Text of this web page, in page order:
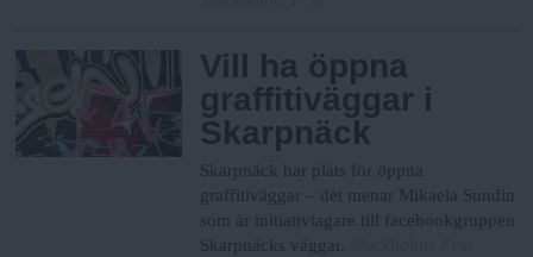
Vill ha öppna
graffitiväggar i
Skarpnäck
Skarpnäck har plats för öppna
graffitiväggar – det menar Mikaela Sundin
som är initiativtagare till facebookgruppen
Skarpnäcks väggar.